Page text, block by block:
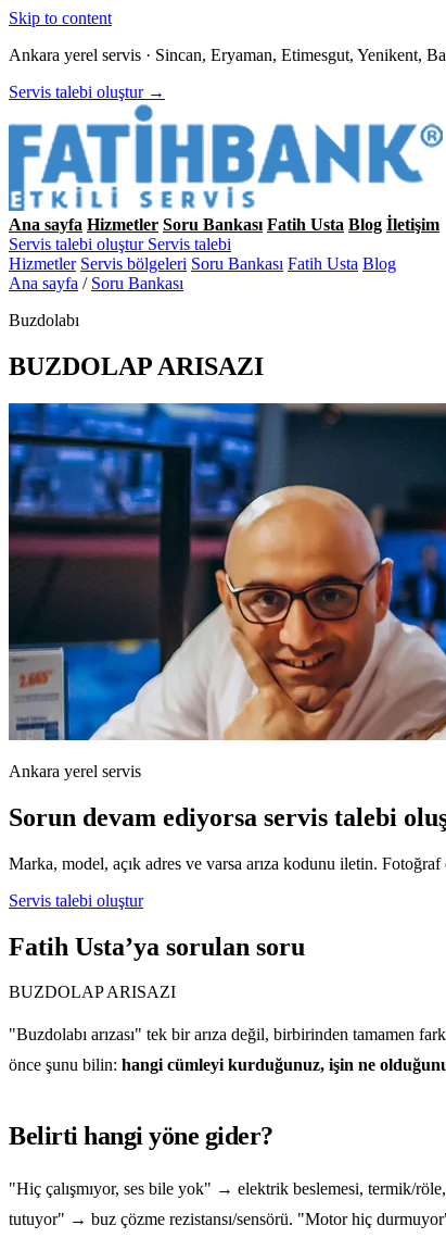
Skip to content
Ankara yerel servis · Sincan, Eryaman, Etimesgut, Yenikent,
Servis talebi oluştur →
Ana sayfa Hizmetler Soru Bankası Fatih Usta Blog İletişim
Servis talebi oluştur Servis talebi
Hizmetler Servis bölgeleri Soru Bankası Fatih Usta Blog
Ana sayfa / Soru Bankası
Buzdolabı
BUZDOLAP ARISAZI
Ankara yerel servis
Sorun devam ediyorsa servis talebi
Marka, model, açık adres ve varsa arıza kodunu iletin.
Servis talebi oluştur
Fatih Usta’ya sorulan soru
BUZDOLAP ARISAZI
"Buzdolabı arızası" tek bir arıza değil, birbirinden tamamen
önce şunu bilin: hangi cümleyi kurduğunuz, işin ne
Belirti hangi yöne gider?
"Hiç çalışmıyor, ses bile yok" → elektrik beslemesi, termik/
tutuyor" → buz çözme rezistansı/sensörü. "Motor hiç